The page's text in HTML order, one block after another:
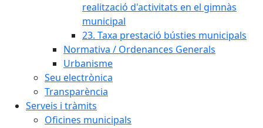
realització d'activitats en el gimnàs
municipal
23. Taxa prestació bústies municipals
Normativa / Ordenances Generals
Urbanisme
Seu electrònica
Transparència
Serveis i tràmits
Oficines municipals